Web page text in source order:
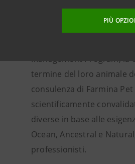
PIÙ
Farmina Pet Foods
opera in questo settore
Management Program, la
termine del loro animale
consulenza di Farmina
scientificamente
diverse in base alle
Ocean, Ancestral e
professionisti.